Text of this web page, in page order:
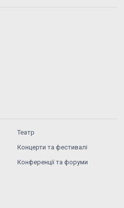
Театр
Концерти та фестивалі
Конференції та форуми